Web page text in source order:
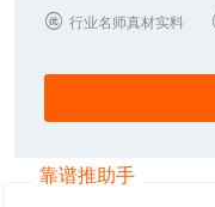
 行业名师真材实料
靠谱推助手